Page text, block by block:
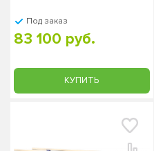
Под заказ
83 100 руб.
КУПИТЬ